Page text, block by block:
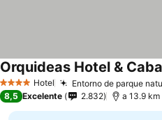
4 EstrellasHotel Entorno de parque
Orquideas Hotel &
8,5 Excelente 2.832 a 13.9